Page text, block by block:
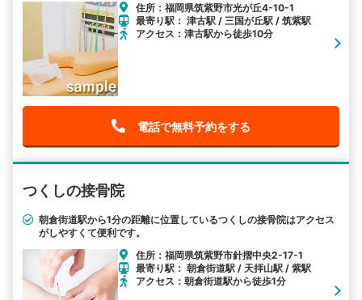
住所：福岡県筑紫野市光が丘4-10-1
最寄り駅： 津古駅 / 三国が丘駅 / 筑紫駅
アクセス：津古駅から徒歩10分
電話で無料予約をする
つくしの接骨院
朝倉街道駅から1分の距離に位置しているつくしの接骨院はアクセス
がしやすくて便利です。
住所：福岡県筑紫野市針摺中央2-17-1
最寄り駅： 朝倉街道駅 / 天拝山駅 / 紫駅
アクセス：朝倉街道駅から徒歩1分